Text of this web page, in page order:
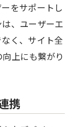
をサポートし
、ユーザーエ
く、サイト全
上にも繋がり
携